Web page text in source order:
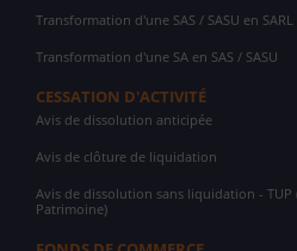
Transformation d'une SAS / SASU en SARL
Transformation d'une SA en SAS / SASU
CESSATION D'ACTIVITÉ
Avis de dissolution anticipée
Avis de clôture de liquidation
Avis de dissolution sans liquidation - TUP
Patrimoine)